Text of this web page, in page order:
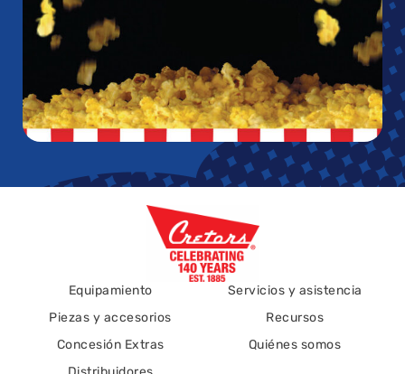
Equipamiento
Piezas y accesorios
Concesión Extras
Servicios y asistencia
Recursos
Quiénes somos